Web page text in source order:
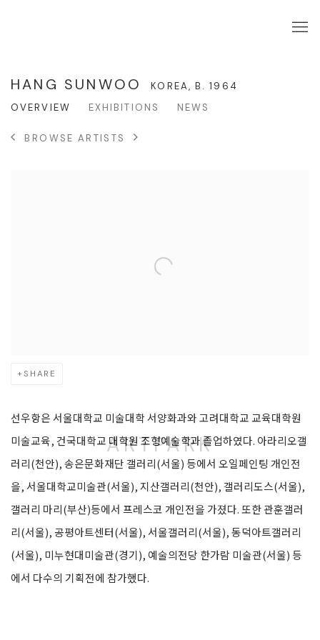
ARTPARK
HANG SUNWOO KOREA,B. 1964
OVERVIEW
EXHIBITIONS NEWS
BROWSE ARTISTS
SHARE
선우항은 서울대학교 미술대학 서양화과와 고려대학교 교육대학원
미술교육, 건국대학교 대학원 조형예술학과 졸업하였다. 아라리오갤
러리(천안), 송은문화재단 갤러리(서울) 등에서 오일페인팅 개인전
을, 서울대학교미술관(서울), 지산갤러리(천안), 갤러리도스(서울),
갤러리 마리(부산)등에서 프레스코 개인전을 가졌다. 또한 관훈갤러
리(서울), 공평아트센터(서울), 서울갤러리(서울), 동덕아트갤러리
(서울), 미누현대미술관(경기), 예술의전당 한가람 미술관(서울) 등
에서 다수의 기획전에 참가했다.